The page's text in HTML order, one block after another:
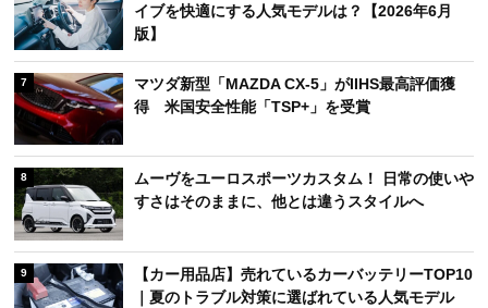
イブを快適にする人気モデルは？【2026年6月
版】
7
マツダ新型「MAZDA CX-5」がIIHS最高評価獲
得 米国安全性能「TSP+」を受賞
8
ムーヴをユーロスポーツカスタム！ 日常の使いや
すさはそのままに、他とは違うスタイルへ
9
【カー用品店】売れているカーバッテリーTOP10
｜夏のトラブル対策に選ばれている人気モデル